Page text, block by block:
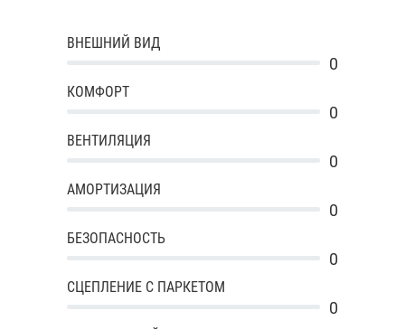
ВНЕШНИЙ ВИД
0
КОМФОРТ
0
ВЕНТИЛЯЦИЯ
0
АМОРТИЗАЦИЯ
0
БЕЗОПАСНОСТЬ
0
СЦЕПЛЕНИЕ С ПАРКЕТОМ
0